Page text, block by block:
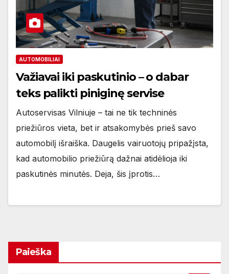
AUTOMOBILIAI
Važiavai iki paskutinio – o dabar
teks palikti piniginę servise
Autoservisas Vilniuje – tai ne tik techninės
priežiūros vieta, bet ir atsakomybės prieš savo
automobilį išraiška. Daugelis vairuotojų pripažįsta,
kad automobilio priežiūrą dažnai atidėlioja iki
paskutinės minutės. Deja, šis įprotis…
Paieška